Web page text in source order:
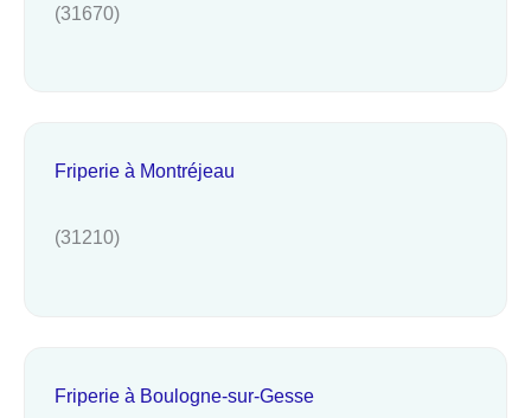
(31670)
Friperie à Montréjeau
(31210)
Friperie à Boulogne-sur-Gesse